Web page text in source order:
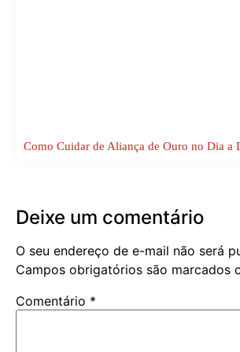
Como Cuidar de Aliança de Ouro no Dia a
Deixe um comentário
O seu endereço de e-mail não será
Campos obrigatórios são marcados
Comentário *